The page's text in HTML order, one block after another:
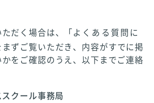
だく場合は、「 よくある質問に
まずご覧いただき、内容がすでに掲
をご確認のうえ、以下までご連絡
スクール事務局